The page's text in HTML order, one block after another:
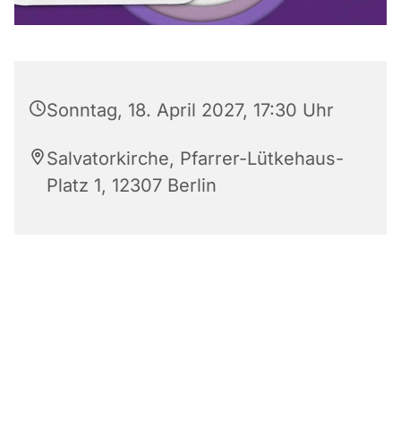
Sonntag, 18. April 2027, 17:30 Uhr
Salvatorkirche, Pfarrer-Lütkehaus-
Platz 1, 12307 Berlin